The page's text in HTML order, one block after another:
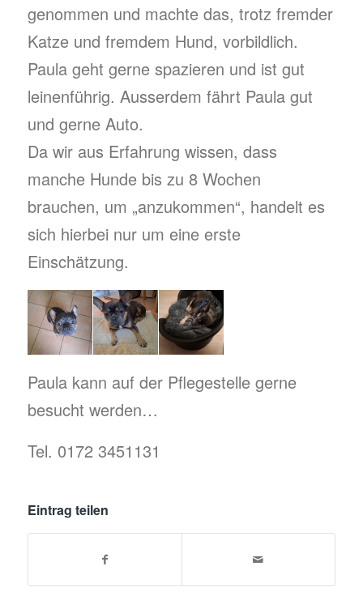
genommen und machte das, trotz fremder
Katze und fremdem Hund, vorbildlich.
Paula geht gerne spazieren und ist gut
leinenführig. Ausserdem fährt Paula gut
und gerne Auto.
Da wir aus Erfahrung wissen, dass
manche Hunde bis zu 8 Wochen
brauchen, um „anzukommen“, handelt es
sich hierbei nur um eine erste
Einschätzung.
Paula kann auf der Pflegestelle gerne
besucht werden…
Tel. 0172 3451131
Eintrag teilen